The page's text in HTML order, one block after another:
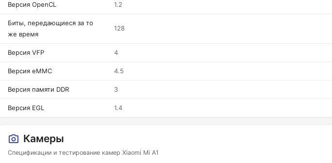
Версия OpenCL 1.2
Биты, передающиеся за то
же время
128
Версия VFP 4
Версия eMMC 4.5
Версия памяти DDR 3
Версия EGL 1.4
Камеры
Спецификации и тестирование камер Xiaomi Mi A1